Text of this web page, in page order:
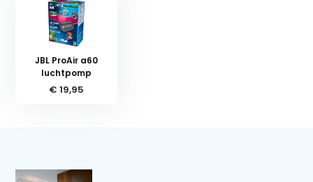
JBL ProAir a60
luchtpomp
€ 19,95